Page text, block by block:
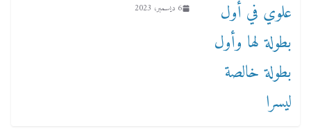
6 ديسمبر، 2023